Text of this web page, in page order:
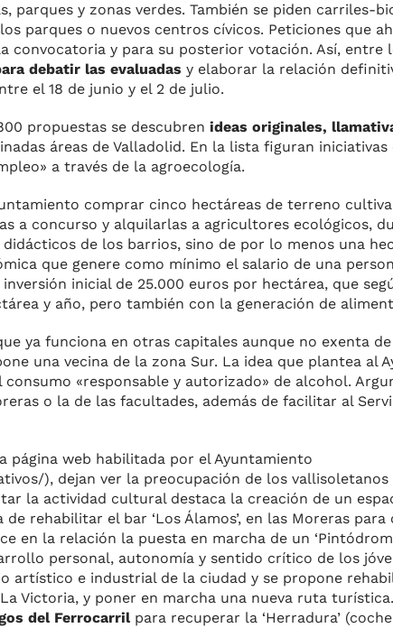
parques y zonas verdes. También se piden carriles-
parques o nuevos centros cívicos. Peticiones que
convocatoria y para su posterior votación. Así, entre
debatir las evaluadas y elaborar la relación
el 18 de junio y el 2 de julio.
propuestas se descubren ideas originales,
áreas de Valladolid. En la lista figuran
a través de la agroecología.
comprar cinco hectáreas de terreno
a concurso y alquilarlas a agricultores ecológicos,
de los barrios, sino de por lo menos una
que genere como mínimo el salario de una
inicial de 25.000 euros por hectárea, que
y año, pero también con la generación de
ya funciona en otras capitales aunque no exenta
una vecina de la zona Sur. La idea que plantea al
«responsable y autorizado» de alcohol.
o la de las facultades, además de facilitar al
página web habilitada por el Ayuntamiento
), dejan ver la preocupación de los vallisoletanos
la actividad cultural destaca la creación de un
rehabilitar el bar ‘Los Álamos’, en las Moreras para
en la relación la puesta en marcha de un
personal, autonomía y sentido crítico de los
artístico e industrial de la ciudad y se propone
Victoria, y poner en marcha una nueva ruta
del Ferrocarrilpara recuperar la ‘Herradura’